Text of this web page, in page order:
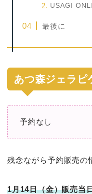
USAGI
最後に
あつ森ジェラピ
予約なし
残念ながら予約販売の
1月14日（金）販売当